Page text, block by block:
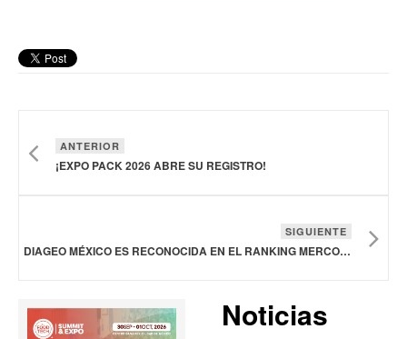
ANTERIOR
¡EXPO PACK 2026 ABRE SU REGISTRO!
SIGUIENTE
DIAGEO MÉXICO ES RECONOCIDA EN EL RANKING MERCO ESG 2026
Noticias